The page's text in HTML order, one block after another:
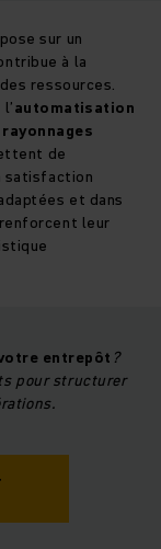
sur un
à la
ressources.
automatisation
rayonnages
de
satisfaction
et dans
leur
entrepôt ?
pour structurer